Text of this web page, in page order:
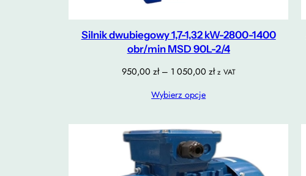
Silnik dwubiegowy 1,7-1,32 kW-2800-1400
obr/min MSD 90L-2/4
950,00 zł – 1 050,00 złZakres
do
1
050,00 zł
z VAT
Wybierz opcje